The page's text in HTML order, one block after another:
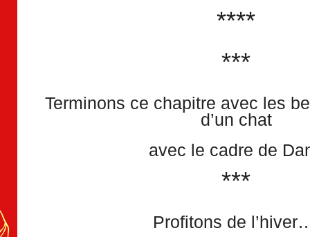
****
***
Terminons ce chapitre avec les
d’un chat
avec le cadre de
***
Profitons de